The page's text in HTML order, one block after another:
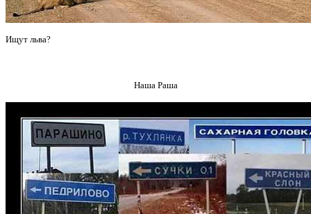
Ищут льва?
Наша Раша